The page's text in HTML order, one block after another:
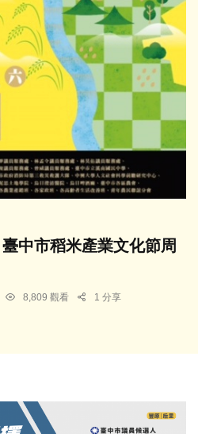
中市稻米產業文化節周
8,809 觀看 1 分享